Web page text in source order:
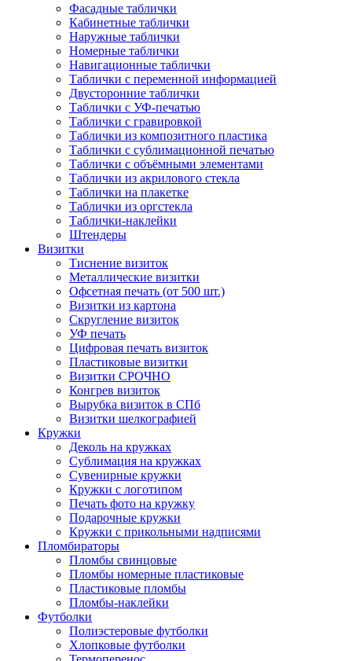
Фасадные таблички
Кабинетные таблички
Наружные таблички
Номерные таблички
Навигационные таблички
Таблички с переменной информацией
Двусторонние таблички
Таблички с УФ-печатью
Таблички с гравировкой
Таблички из композитного пластика
Таблички с сублимационной печатью
Таблички с объёмными элементами
Таблички из акрилового стекла
Таблички на плакетке
Таблички из оргстекла
Таблички-наклейки
Штендеры
Визитки
Тиснение визиток
Металлические визитки
Офсетная печать (от 500 шт.)
Визитки из картона
Скругление визиток
УФ печать
Цифровая печать визиток
Пластиковые визитки
Визитки СРОЧНО
Конгрев визиток
Вырубка визиток в СПб
Визитки шелкографией
Кружки
Деколь на кружках
Сублимация на кружках
Сувенирные кружки
Кружки с логотипом
Печать фото на кружку
Подарочные кружки
Кружки с прикольными надписями
Пломбираторы
Пломбы свинцовые
Пломбы номерные пластиковые
Пластиковые пломбы
Пломбы-наклейки
Футболки
Полиэстеровые футболки
Хлопковые футболки